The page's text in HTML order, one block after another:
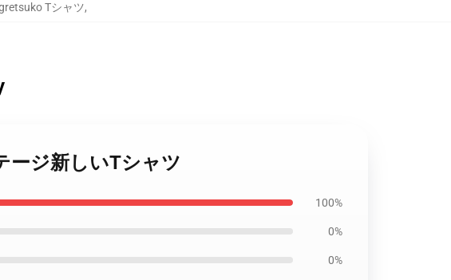
Tシャツ,
ージ新しいTシャツ
100%
0%
0%